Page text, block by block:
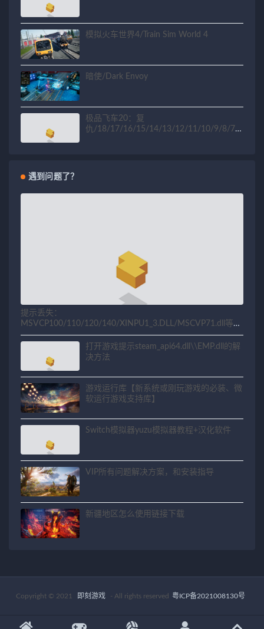
模拟火车世界4/Train Sim World 4
暗使/Dark Envoy
极品飞车20：复
仇/18/17/16/15/14/13/12/11/10/9/8/7/6
遇到问题了？
提示丢失：
MSVCP100/110/120/140/XINPU1_3.DLL/MSCVP71.dll等相
关问题解决方法
打开游戏提示steam_api64.dll\\EMP.dll的解
决方法
游戏运行库【新系统或刚玩游戏的必装、微
软运行游戏支持库】
Switch模拟器yuzu模拟器教程+汉化软件
VIP所有问题解决方案，和安装指导
新疆地区怎么使用链接下载
Copyright © 2021 即刻游戏 - All rights reserved 粤ICP备2021008130号